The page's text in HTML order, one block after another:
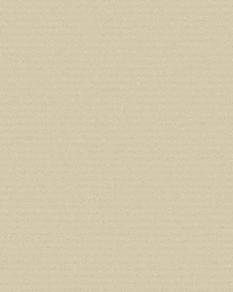
Deprecated: Creation of
deprecated in/home/
line 179
Deprecated: Creation of
in /home/users/
Deprecated: Creation of
deprecated in/home/